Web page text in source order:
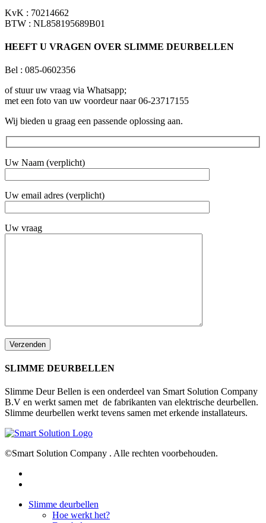
KvK : 70214662
BTW : NL858195689B01
HEEFT U VRAGEN OVER SLIMME DEURBELLEN
Bel : 085-0602356
of stuur uw vraag via Whatsapp;
met een foto van uw voordeur naar 06-23717155
Wij bieden u graag een passende oplossing aan.
Uw Naam (verplicht)
Uw email adres (verplicht)
Uw vraag
SLIMME DEURBELLEN
Slimme Deur Bellen is een onderdeel van Smart Solution Company
B.V en werkt samen met de fabrikanten van elektrische deurbellen.
Slimme deurbellen werkt tevens samen met erkende installateurs.
©Smart Solution Company . Alle rechten voorbehouden.
Close
Slimme deurbellen
Hoe werkt het?